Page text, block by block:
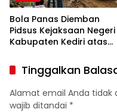
Bola Panas Diemban
Pidsus Kejaksaan Negeri
Kabupaten Kediri atas
Penggunaan Material
Ilegal Proyek Tol Kediri
Oleh PT. HASTARI JAYA
SENTOSA
Tinggalkan
Alamat email Anda tidak
wajib ditandai *